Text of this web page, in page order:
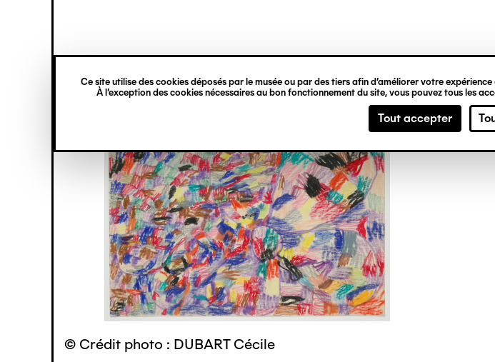
Ce site utilise des cookies déposés par le musée ou par des tiers afin d’améliorer votre
À l’exception des cookies nécessaires au bon fonctionnement du site, vous pouvez tous les
Tout accepter
principal
verticale
© Crédit photo : DUBART Cécile